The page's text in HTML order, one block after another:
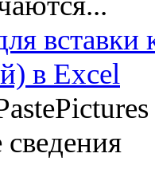
вставки
в Excel